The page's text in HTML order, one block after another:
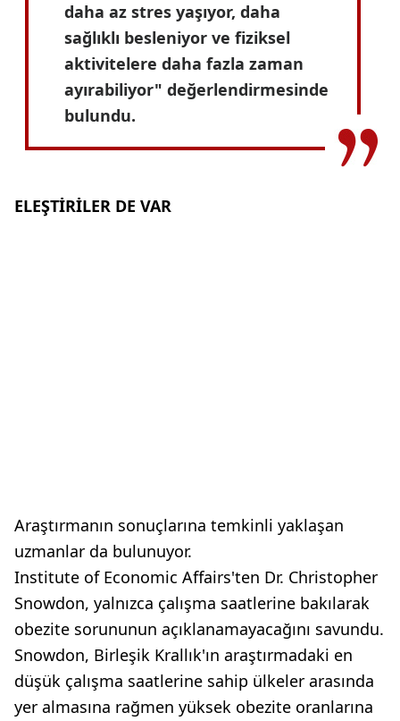
daha az stres yaşıyor, daha
sağlıklı besleniyor ve fiziksel
aktivitelere daha fazla zaman
ayırabiliyor" değerlendirmesinde
bulundu.
ELEŞTİRİLER DE VAR
Araştırmanın sonuçlarına temkinli yaklaşan
uzmanlar da bulunuyor.
Institute of Economic Affairs'ten Dr. Christopher
Snowdon, yalnızca çalışma saatlerine bakılarak
obezite sorununun açıklanamayacağını savundu.
Snowdon, Birleşik Krallık'ın araştırmadaki en
düşük çalışma saatlerine sahip ülkeler arasında
yer almasına rağmen yüksek obezite oranlarına